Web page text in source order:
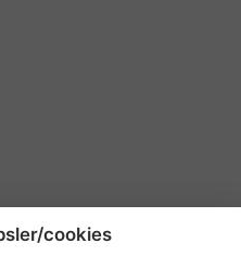
cookies